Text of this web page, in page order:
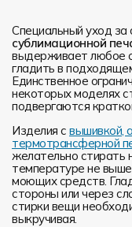
Специальный уход
сублимационной
выдерживает любое
гладить в
Единственное
некоторых моделях
подвергаются
Изделия с вышивкой,
термотрансферной
желательно стирать
температуре не выше
моющих средств.
стороны или через
стирки вещи
выкручивая.